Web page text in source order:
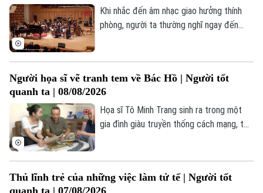
An ninh trật tự
Công nghệ
Người Hà Nội
Khoảnh khắc Hà Nội
Ẩm thực
Tin tức
Quân sự
Người Việt 4 phương
Kinh tế
Tin tức
Cafe sáng
Tài chính Ngân hàng
Doanh nghiệp
Nhà đất
Tin tức
Đầu tư
Căn hộ
Đất đai
Kinh nghiệm
Tàu và Xe
Ô tô
Tàu
Giáo dục
Tin tức
Tuyển sinh
Văn hóa
Tin tức
Sức khỏe
Khi nhắc đến âm nhạc giao hưởng thính
phòng, người ta thường nghĩ ngay đến
nhưng, tại Hà Nội, bức tranh ấy đang dần
thay đổi. Không khó để bắt gặp hình ảnh
hàng ngàn bạn trẻ sẵn sàng "săn vé", xếp
hàng dài để đắm chìm trong những giai
Người họa sĩ vẽ tranh tem về Bác Hồ | Người tốt
quanh ta | 08/08/2026
Họa sĩ Tô Minh Trang sinh ra trong một
gia đình giàu truyền thống cách mạng, từ
bồi đắp trong anh lòng yêu nước, niềm tự
Thủ lĩnh trẻ của những việc làm tử tế | Người tốt
quanh ta | 07/08/2026